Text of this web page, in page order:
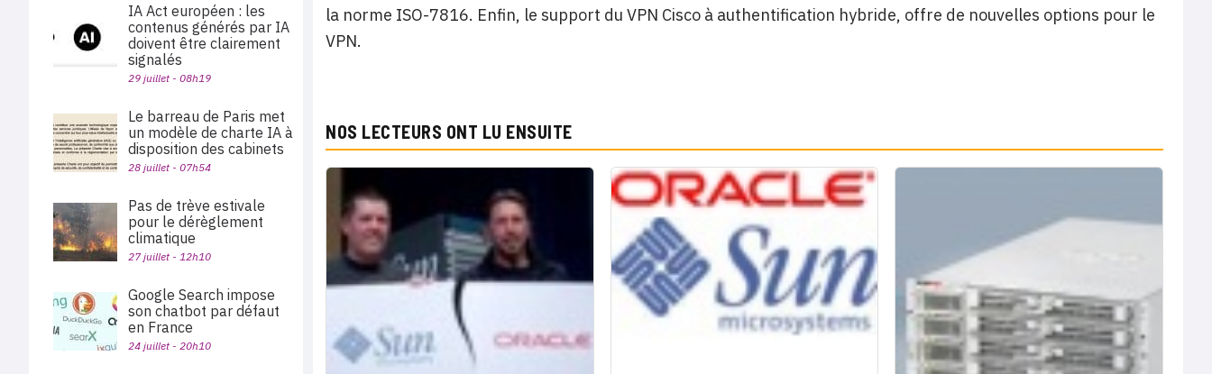
la norme ISO-7816. Enfin, le support du VPN Cisco à authentification hybride, offre de nouvelles options pour le
VPN.
NOS LECTEURS ONT LU ENSUITE
IA Act européen : les
contenus générés par IA
doivent être clairement
signalés
29 juillet - 08h19
Le barreau de Paris met
un modèle de charte IA à
disposition des cabinets
28 juillet - 07h54
Pas de trève estivale
pour le dérèglement
climatique
27 juillet - 12h10
Google Search impose
son chatbot par défaut
en France
24 juillet - 20h10